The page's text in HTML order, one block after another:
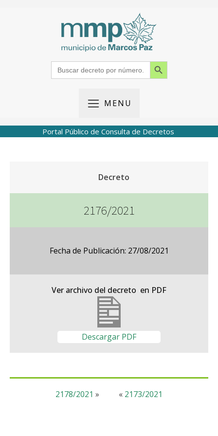
Search
for:
Search Button
MENU
Portal Público de Consulta de Decretos
Decreto
2176/2021
Fecha de Publicación: 27/08/2021
Ver archivo del decreto en PDF
Descargar PDF
« 2173/2021
2178/2021 »